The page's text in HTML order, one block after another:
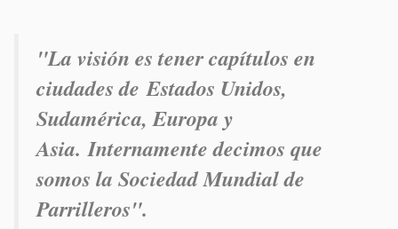
"La visión es tener capítulos en
ciudades de Estados Unidos,
Sudamérica, Europa y
Asia. Internamente decimos que
somos la Sociedad Mundial de
Parrilleros".